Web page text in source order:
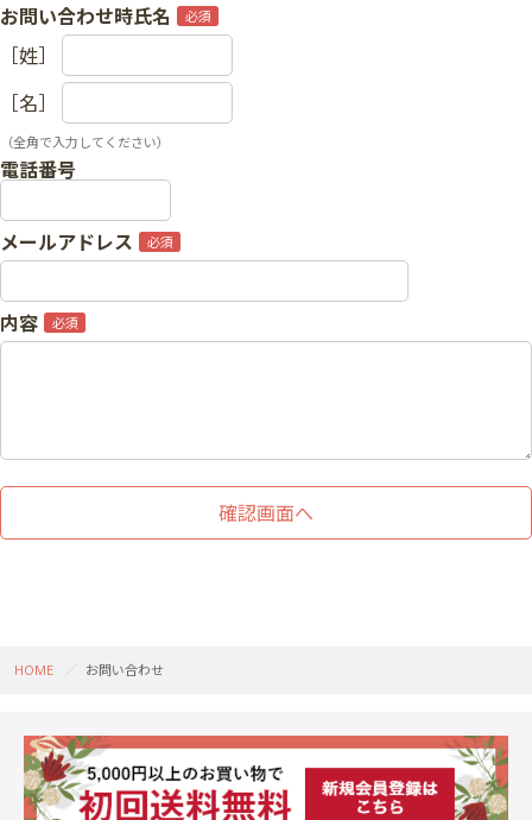
お問い合わせ時氏名
［姓］
［名］
（全角で入力してください）
電話番号
メールアドレス
内容
HOME お問い合わせ